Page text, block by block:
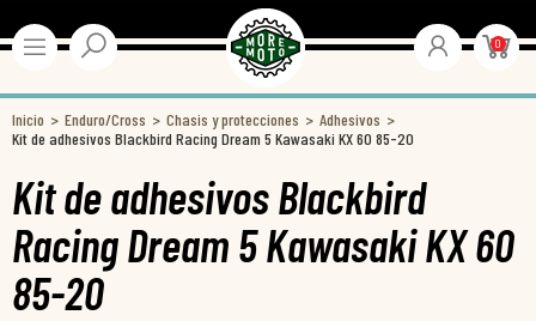
0
Inicio Enduro/Cross Chasis y protecciones
Adhesivos
Kit de adhesivos Blackbird Racing Dream 5 Kawasaki KX 60 85-20
Kit de adhesivos Blackbird
Racing Dream 5 Kawasaki KX 60
85-20